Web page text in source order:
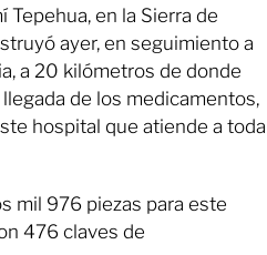
Tepehua, en la Sierra de
ayer, en seguimiento a
a 20 kilómetros de donde
de los medicamentos,
hospital que atiende a toda
mil 976 piezas para este
476 claves de